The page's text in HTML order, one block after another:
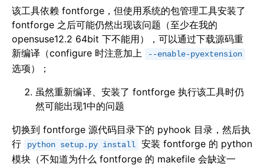
该工具依赖 fontforge，但使用系统的包管理工具安装了
fontforge 之后可能仍然出现该问题（至少在我的
opensuse12.2 64bit 下不能用），可以通过下载源码重
新编译（configure 时注意加上
--enable-pyextension
选项）；
虽然重新编译、安装了 fontforge 执行该工具时仍
然可能出现1中的问题
切换到 fontforge 源代码目录下的 pyhook 目录，然后执
行
python setup.py install
安装 fontforge 的 python
模块（不知道为什么 fontforge 的 makefile 会缺这一